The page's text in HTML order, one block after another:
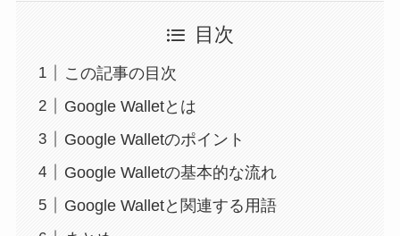
目次
この記事の目次
Google Walletとは
Google Walletのポイント
Google Walletの基本的な流れ
Google Walletと関連する用語